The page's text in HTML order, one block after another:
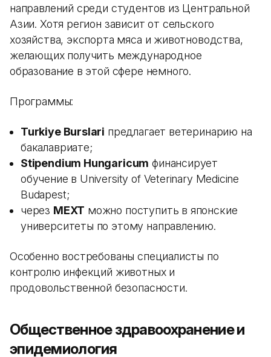
направлений среди студентов из Центральной
Азии. Хотя регион зависит от сельского
хозяйства, экспорта мяса и животноводства,
желающих получить международное
образование в этой сфере немного.
Программы:
Turkiye Burslari предлагает ветеринарию на
бакалавриате;
Stipendium Hungaricum финансирует
обучение в University of Veterinary Medicine
Budapest;
через MEXT можно поступить в японские
университеты по этому направлению.
Особенно востребованы специалисты по
контролю инфекций животных и
продовольственной безопасности.
Общественное здравоохранение и
эпидемиология